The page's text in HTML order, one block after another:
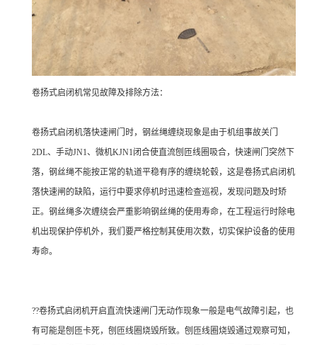
卷扬式启闭机常见故障及排除方法：
卷扬式启闭机落快速闸门时，钢丝绳缠绕现象是由于机组事故关门
2DL、手动JN1、微机KJN1闭合使直流刨匝线圈吸合，快速闸门突然下
落，钢丝绳不能按正常的轨道平稳有序的缠绕轮毂，这是卷扬式启闭机
落快速闸的缺陷，运行中要求停机时迅速检查巡视，发现问题及时矫
正。钢丝绳多次缠绕会严重影响钢丝绳的使用寿命，在工程运行时除电
机出现保护停机外，我们要严格控制其使用次数，切实保护设备的使用
寿命。
??卷扬式启闭机开启直流快速闸门无动作现象一般是电气故障引起，也
有可能是刨匝卡死，刨匝线圈烧毁所致。刨匝线圈烧毁通过观察可知，